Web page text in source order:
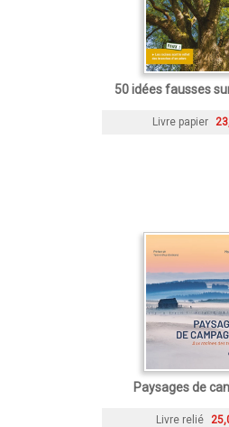
50 idées fausses
Livre papier
Paysages de
Livre relié